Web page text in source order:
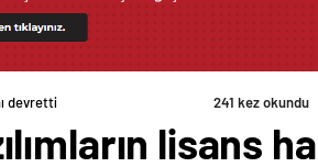
devretti 241 kez okundu
lisans